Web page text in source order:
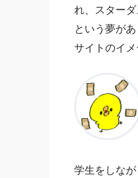
れ、スター
という夢が
サイトのイ
学生をしな